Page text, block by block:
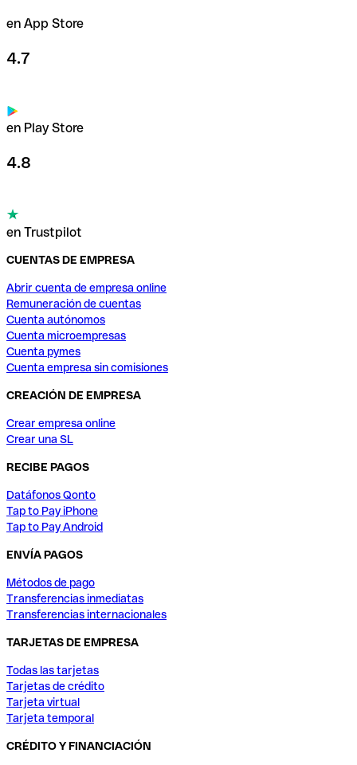
en App Store
4.7
en Play Store
4.8
en Trustpilot
CUENTAS DE EMPRESA
Abrir cuenta de empresa online
Remuneración de cuentas
Cuenta autónomos
Cuenta microempresas
Cuenta pymes
Cuenta empresa sin comisiones
CREACIÓN DE EMPRESA
Crear empresa online
Crear una SL
RECIBE PAGOS
Datáfonos Qonto
Tap to Pay iPhone
Tap to Pay Android
ENVÍA PAGOS
Métodos de pago
Transferencias inmediatas
Transferencias internacionales
TARJETAS DE EMPRESA
Todas las tarjetas
Tarjetas de crédito
Tarjeta virtual
Tarjeta temporal
CRÉDITO Y FINANCIACIÓN